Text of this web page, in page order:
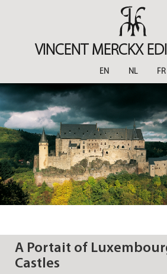
VINCENT MERCKX
EN
NL FR
A Portait of
Castles